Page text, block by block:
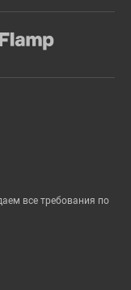
все требования по